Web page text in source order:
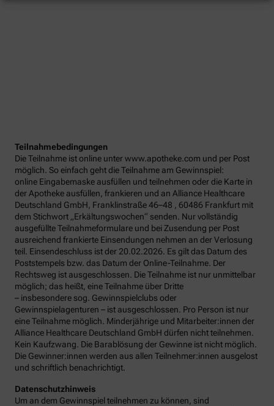
Teilnahmebedingungen
Die Teilnahme ist online unter www.apotheke.com und per Post
möglich. So einfach geht die Teilnahme am Gewinnspiel:
online Eingabemaske ausfüllen und teilnehmen oder die Karte in
der Apotheke ausfüllen, frankieren und an Alliance Healthcare
Deutschland GmbH, Franklinstraße 46–48 , 60486 Frankfurt mit
dem Stichwort „Erkältungswochen“ senden. Nur vollständig
ausgefüllte Teilnahmeformulare und bei Zusendung per Post
ausreichend frankierte Einsendungen nehmen an der Verlosung
teil. Einsendeschluss ist der 20.02.2026. Es gilt das Datum des
Poststempels bzw. das Datum der Online-Teilnahme. Der
Rechtsweg ist ausgeschlossen. Die Teilnahme ist nur unmittelbar
möglich; das heißt, eine Teilnahme über Dritte
– insbesondere sog. Gewinnspielclubs oder
Gewinnspielagenturen – ist ausgeschlossen. Pro Person ist nur
eine Teilnahme möglich. Minderjährige und Mitarbeiter:innen der
Alliance Healthcare Deutschland GmbH dürfen nicht teilnehmen.
Kein Kaufzwang. Die Barablösung der Gewinne ist nicht möglich.
Die Gewinner:innen werden aus allen Teilnehmer:innen ausgelost
und schriftlich benachrichtigt.
Datenschutzhinweis
Um an dem Gewinnspiel teilnehmen zu können, sind